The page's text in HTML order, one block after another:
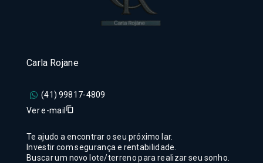
Carla Rojane
(41) 99817-4809
Ver e-mail
Te ajudo a encontrar o seu próximo lar.
Investir com segurança e rentabilidade.
Buscar um novo lote/terreno para realizar seu sonho.